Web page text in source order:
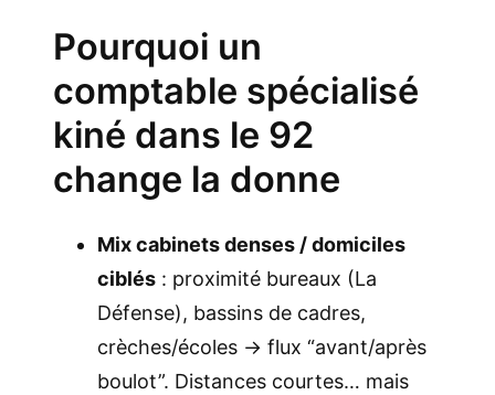
Pourquoi un
comptable spécialisé
kiné dans le 92
change la donne
Mix cabinets denses / domiciles
ciblés : proximité bureaux (La
Défense), bassins de cadres,
crèches/écoles → flux “avant/après
boulot”. Distances courtes… mais